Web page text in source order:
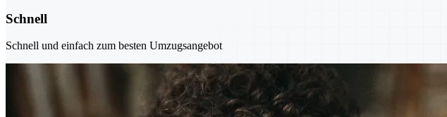
Schnell
Schnell und einfach zum besten Umzugsangebot